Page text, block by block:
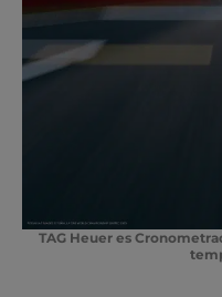
TAG Heuer es